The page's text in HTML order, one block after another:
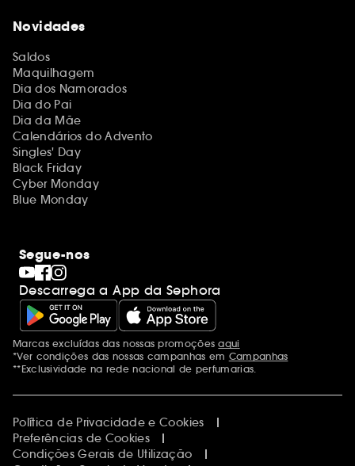
Novidades
Saldos
Maquilhagem
Dia dos Namorados
Dia do Pai
Dia da Mãe
Calendários do Advento
Singles' Day
Black Friday
Cyber Monday
Blue Monday
Segue-nos
Descarrega a App da Sephora
Menções adicionais
Marcas excluídas das nossas promoçõesaqui
*Ver condições das nossas campanhas em Campanhas
**Exclusividade na rede nacional de perfumarias.
Política de Privacidade e Cookies
Preferências de Cookies
Condições Gerais de Utilização